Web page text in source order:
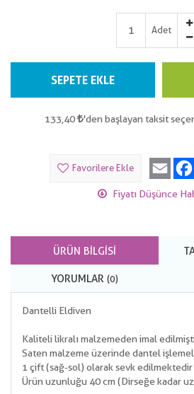
Adet
SEPETE EKLE
133,40 'den başlayan taksit
Favorilere Ekle Email
Fiyatı Düşünce
ÜRÜN BILGISI
YORUMLAR (0)
Dantelli Eldiven
Kaliteli likralı malzemeden imal
Saten malzeme üzerinde dantel
1 çift (sağ-sol) olarak sevk edilmektedir
Ürün uzunluğu 40 cm (Dirseğe kadar